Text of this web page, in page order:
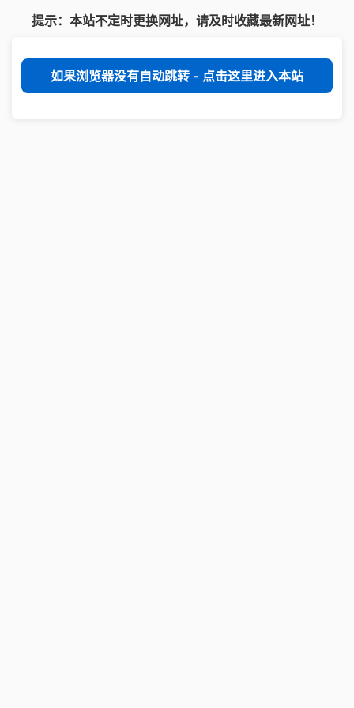
提示：本站不定时更换网址，请及时收藏最新网址！
如果浏览器没有自动跳转 - 点击这里进入本站